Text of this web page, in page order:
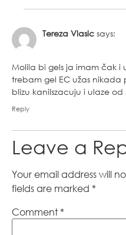
Tereza Vlasic says:
Molila bi gels ja imam čak i
trebam gel EC užas nikada
blizu kanilszacuju i ulaze
Reply
Leave a
Your email address will
fields are marked *
Comment *